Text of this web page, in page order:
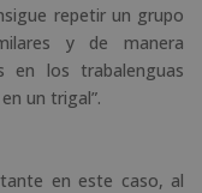
repetir un grupo
y de manera
en los trabalenguas
un trigal”.
en este caso, al